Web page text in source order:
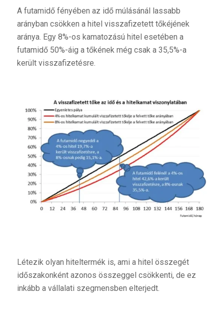
A futamidő fényében az idő múlásánál lassabb
arányban csökken a hitel visszafizetett tőkéjének
aránya. Egy 8%-os kamatozású hitel esetében a
futamidő 50%-áig a tőkének még csak a 35,5%-a
került visszafizetésre.
Létezik olyan hiteltermék is, ami a hitel összegét
időszakonként azonos összeggel csökkenti, de ez
inkább a vállalati szegmensben elterjedt.